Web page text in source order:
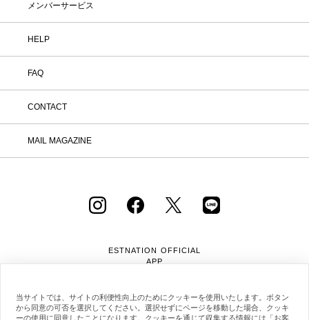
メンバーサービス
HELP
FAQ
CONTACT
MAIL MAGAZINE
ESTNATION OFFICIAL
APP
当サイトでは、サイトの利便性向上のためにクッキーを使用いたします。ボタン
から同意の可否を選択してください。選択せずにページを移動した場合、クッキ
ーの使用に同意したことになります。クッキーを通じて収集する情報には「お客